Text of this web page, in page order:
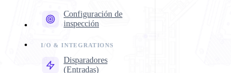
Configuración de
inspección
Disparadores
(Entradas)